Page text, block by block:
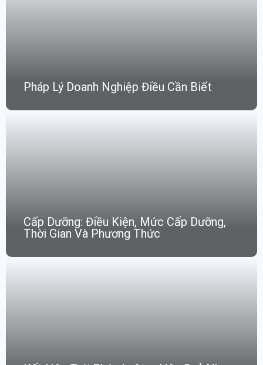
Pháp Lý Doanh Nghiệp Điều Cần Biết
Cấp Dưỡng: Điều Kiện, Mức Cấp Dưỡng,
Thời Gian Và Phương Thức